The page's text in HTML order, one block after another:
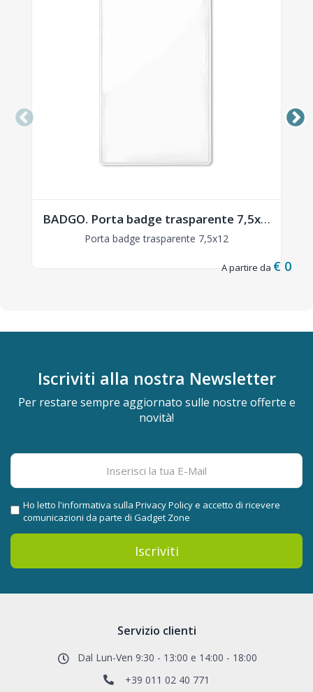
BADGO. Porta badge trasparente 7,5x12 - MO8600
Porta badge trasparente 7,5x12
€ 0,06
Iscriviti alla nostra Newsletter
Per restare sempre aggiornato sulle nostre offerte e
novità!
Iscriviti
Ho letto l'informativa sulla Privacy Policye accetto di ricevere
comunicazioni da parte di Gadget Zone
Servizio clienti
Dal Lun-Ven 9:30 - 13:00 e 14:00 - 18:00
+39 011 02 40 771